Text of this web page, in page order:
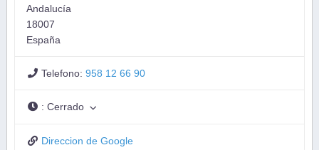
Andalucía
18007
España
Telefono:958 12 66 90
:Cerrado
Direccion de Google